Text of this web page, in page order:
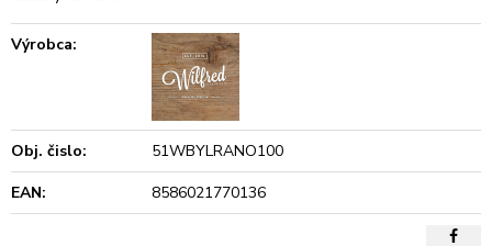
Výrobca:
Obj. čislo:
51WBYLRANO100
EAN:
8586021770136